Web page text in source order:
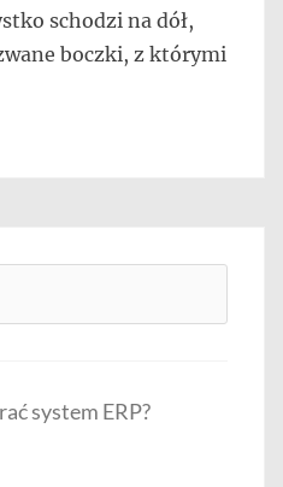
schodzi na dół,
boczki, z którymi
system ERP?